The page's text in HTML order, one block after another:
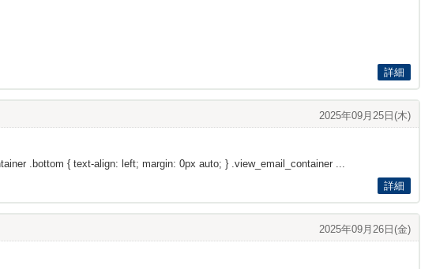
詳細
2025年09月25日(木)
.bottom { text-align: left; margin: 0px auto; } .view_email_container ...
詳細
2025年09月26日(金)